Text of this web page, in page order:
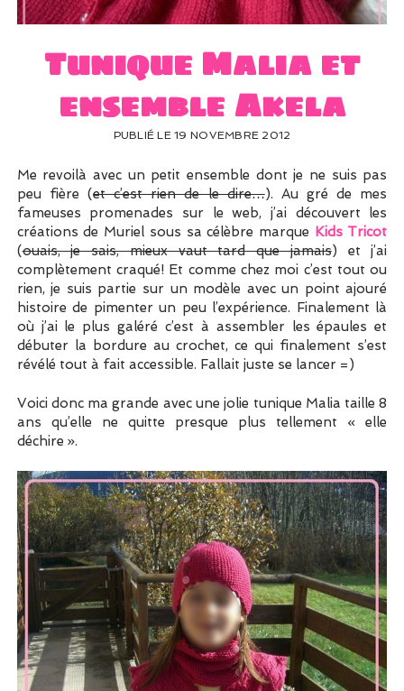
UN PEU DE DÉCO ?
Tunique Malia et
ensemble Akela
PUBLIÉ LE 19 NOVEMBRE 2012
Me revoilà avec un petit ensemble dont je ne suis pas
peu fière (et c’est rien de le dire…). Au gré de mes
fameuses promenades sur le web, j’ai découvert les
créations de Muriel sous sa célèbre marque Kids Tricot
(ouais, je sais, mieux vaut tard que jamais) et j’ai
complètement craqué! Et comme chez moi c’est tout ou
rien, je suis partie sur un modèle avec un point ajouré
histoire de pimenter un peu l’expérience. Finalement là
où j’ai le plus galéré c’est à assembler les épaules et
débuter la bordure au crochet, ce qui finalement s’est
révélé tout à fait accessible. Fallait juste se lancer =)
Voici donc ma grande avec une jolie tunique Malia taille 8
ans qu’elle ne quitte presque plus tellement « elle
déchire ».